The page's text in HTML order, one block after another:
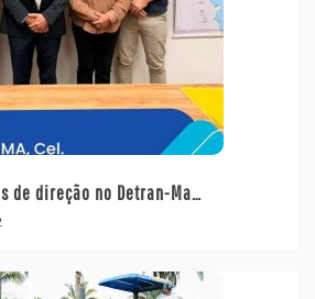
de direção no Detran-Ma…